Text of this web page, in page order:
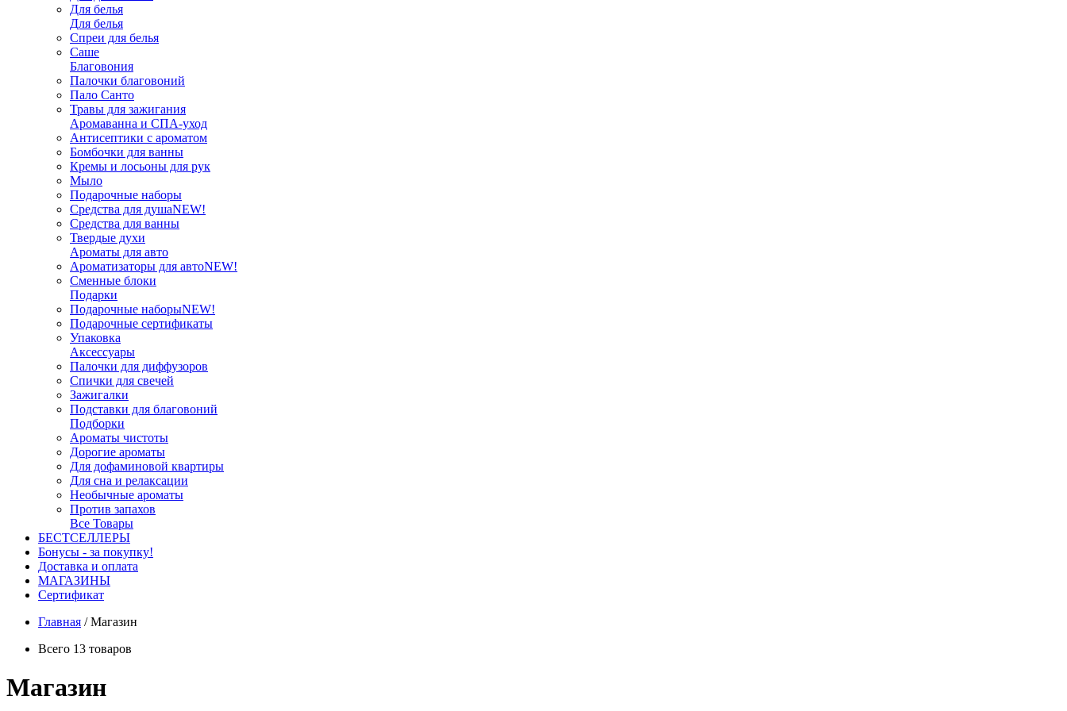
Для белья
Для белья
Спреи для белья
Саше
Благовония
Палочки благовоний
Пало Санто
Травы для зажигания
Аромаванна и СПА-уход
Антисептики с ароматом
Бомбочки для ванны
Кремы и лосьоны для рук
Мыло
Подарочные наборы
Средства для душаNEW!
Средства для ванны
Твердые духи
Ароматы для авто
Ароматизаторы для автоNEW!
Сменные блоки
Подарки
Подарочные наборыNEW!
Подарочные сертификаты
Упаковка
Аксессуары
Палочки для диффузоров
Спички для свечей
Зажигалки
Подставки для благовоний
Подборки
Ароматы чистоты
Дорогие ароматы
Для дофаминовой квартиры
Для сна и релаксации
Необычные ароматы
Против запахов
Все Товары
БЕСТСЕЛЛЕРЫ
Бонусы - за покупку!
Доставка и оплата
МАГАЗИНЫ
Cертификат
Главная /Магазин
Всего 13 товаров
Магазин